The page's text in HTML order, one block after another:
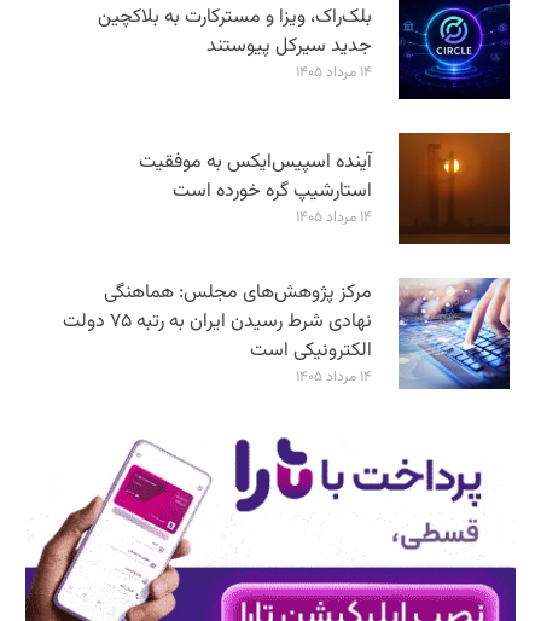
بلک‌راک، ویزا و مسترکارت به بلاکچین
جدید سیرکل پیوستند
۱۴ مرداد ۱۴۰۵
آینده اسپیس‌ایکس به موفقیت
استارشیپ گره خورده است
۱۴ مرداد ۱۴۰۵
مرکز پژوهش‌های مجلس: هماهنگی
نهادی شرط رسیدن ایران به رتبه ۷۵ دولت
الکترونیکی است
۱۴ مرداد ۱۴۰۵